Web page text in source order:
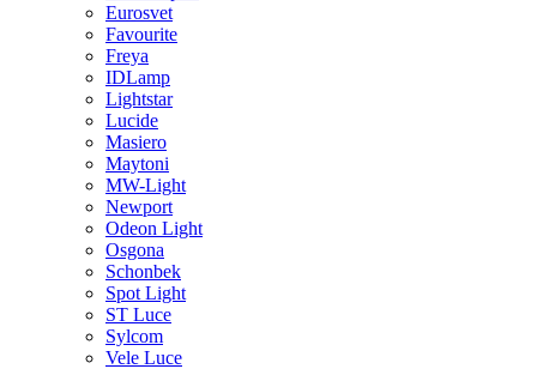
Eurosvet
Favourite
Freya
IDLamp
Lightstar
Lucide
Masiero
Maytoni
MW-Light
Newport
Odeon Light
Osgona
Schonbek
Spot Light
ST Luce
Sylcom
Vele Luce